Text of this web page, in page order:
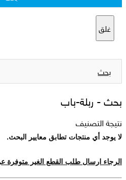
غلق
بحث
بحث - ربلة-باب
نتيجة التصنيف
لا يوجد أي منتجات تطابق معايير البحث.
الرجاء ارسال طلب القطع الغير متوفرة